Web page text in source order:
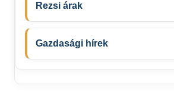
Rezsi árak
Gazdasági hírek